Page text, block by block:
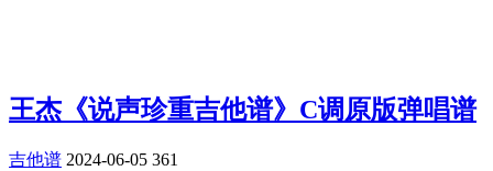
王杰《说声珍重吉他谱》C调原版弹唱谱
吉他谱 2024-06-05 361